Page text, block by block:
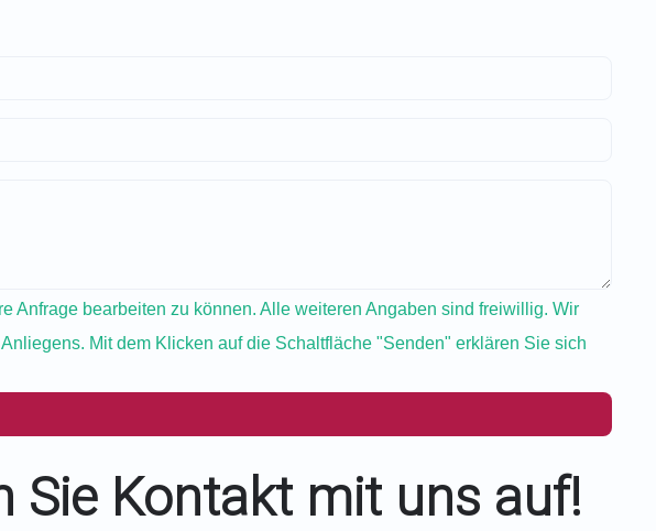
Anfrage bearbeiten zu können. Alle weiteren Angaben sind freiwillig. Wir
Mit dem Klicken auf die Schaltfläche "Senden" erklären Sie sich
Sie Kontakt mit uns auf!